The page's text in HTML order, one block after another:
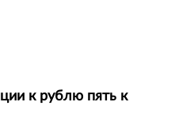
к рублю пять к